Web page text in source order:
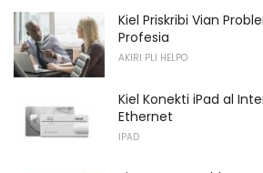
Kiel Priskribi Vian
Profesia
AKIRI PLI HELPO
Kiel Konekti iPad al
Ethernet
IPAD